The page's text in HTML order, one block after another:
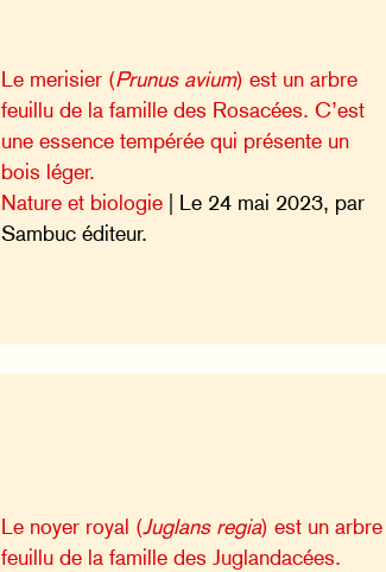
Le merisier (Prunus avium) est un arbre
feuillu de la famille des Rosacées. C’est
une essence tempérée qui présente un
bois léger.
Nature et biologie | Le 24 mai 2023, par
Sambuc éditeur.
Le noyer royal (Juglans regia) est un arbre
feuillu de la famille des Juglandacées.